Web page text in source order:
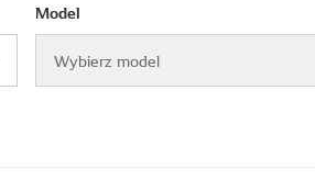
Model
Wybierz model